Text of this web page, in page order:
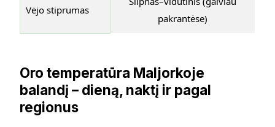
Vėjo stiprumas
pakrantėse)
Oro temperatūra Maljorkoje
balandį – dieną, naktį ir pagal
regionus